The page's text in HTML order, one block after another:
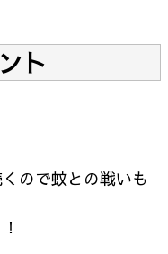
ト
ので蚊との戦いも